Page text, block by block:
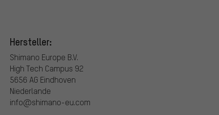
Hersteller:
Shimano Europe B.V.
High Tech Campus 92
5656 AG Eindhoven
Niederlande
info@shimano-eu.com